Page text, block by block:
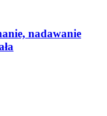
nadawanie